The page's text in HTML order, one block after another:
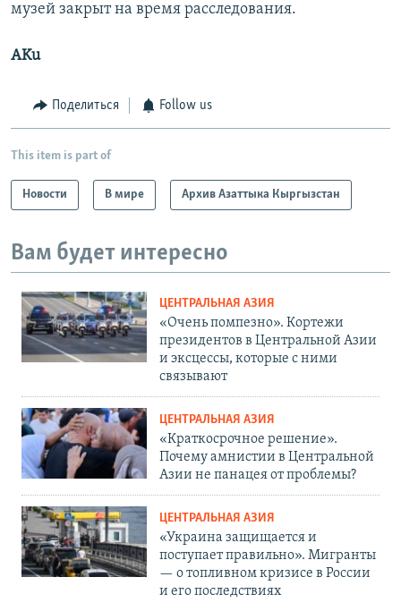
музей закрыт на время расследования.
AKu
Поделиться Follow us
This item is part of
Новости В мире Архив Азаттыка Кыргызстан
Вам будет интересно
ЦЕНТРАЛЬНАЯ АЗИЯ
«Очень помпезно». Кортежи
президентов в Центральной Азии
и эксцессы, которые с ними
связывают
ЦЕНТРАЛЬНАЯ АЗИЯ
«Краткосрочное решение».
Почему амнистии в Центральной
Азии не панацея от проблемы?
ЦЕНТРАЛЬНАЯ АЗИЯ
«Украина защищается и
поступает правильно». Мигранты
— о топливном кризисе в России
и его последствиях